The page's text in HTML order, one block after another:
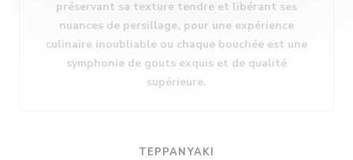
préservant sa texture tendre et libérant ses
nuances de persillage, pour une expérience
culinaire inoubliable ou chaque bouchée est une
symphonie de gouts exquis et de qualité
supérieure.
TEPPANYAKI